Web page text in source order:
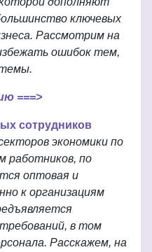
ключевых
Рассмотрим на
ошибок тем,
===>
сотрудников
экономики по
работников, по
оптовая и
к организациям
в том
Расскажем, на